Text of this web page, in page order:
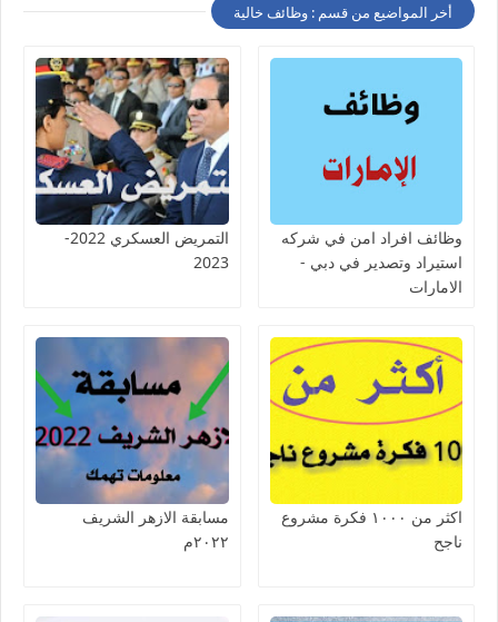
أخر المواضيع من قسم : وظائف خالية
وظائف افراد امن في شركه
استيراد وتصدير في دبي -
الامارات
التمريض العسكري 2022-
2023
اكثر من ١٠٠٠ فكرة مشروع
ناجح
مسابقة الازهر الشريف
٢٠٢٢م